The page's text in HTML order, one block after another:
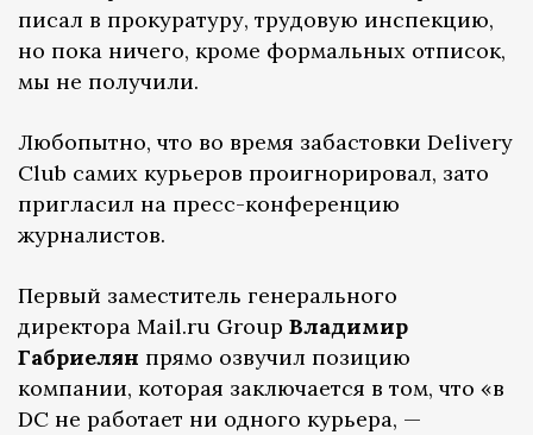
писал в прокуратуру, трудовую инспекцию,
но пока ничего, кроме формальных отписок,
мы не получили.
Любопытно, что во время забастовки Delivery
Club самих курьеров проигнорировал, зато
пригласил на пресс-конференцию
журналистов.
Первый заместитель генерального
директора Mail.ru Group Владимир
Габриелян прямо озвучил позицию
компании, которая заключается в том, что «в
DC не работает ни одного курьера, —